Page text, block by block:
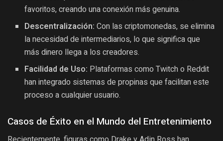
favoritos, creando una conexión más genuina.
Descentralización: Con las criptomonedas, se elimina
la necesidad de intermediarios, lo que significa que
más dinero llega a los creadores.
Facilidad de Uso: Plataformas como Twitch o Reddit
han integrado sistemas de propinas que facilitan este
proceso a cualquier usuario.
Casos de Éxito en el Mundo del Entretenimiento